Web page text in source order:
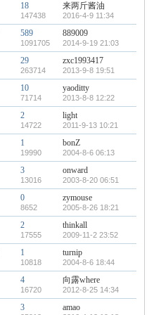
18
147438
来两斤酱油
2016-4-9 11:34
589
1091705
889009
2014-9-19 21:03
29
263714
zxc1993417
2013-9-8 19:51
10
71714
yaoditty
2013-8-8 12:22
2
14722
light
2011-9-13 10:21
1
19990
bonZ
2004-8-6 06:13
3
13016
onward
2003-8-20 06:51
0
8652
zymouse
2005-8-26 18:21
2
17555
thinkall
2009-11-2 23:52
1
10818
turnip
2004-8-6 18:44
4
16720
向露where
2012-8-25 14:34
3 amao